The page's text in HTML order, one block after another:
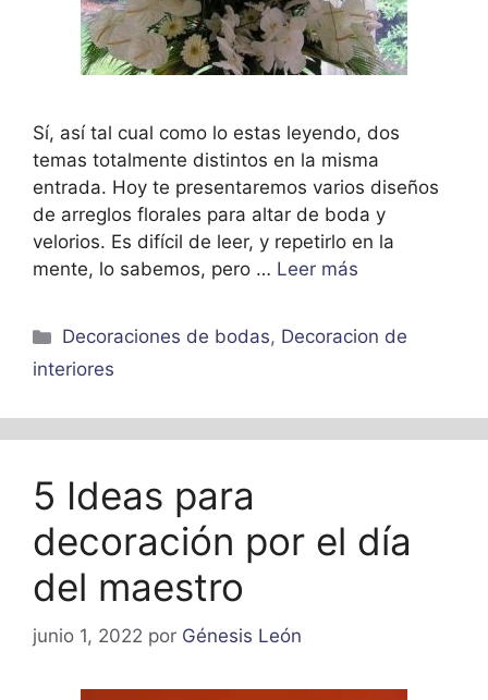
Sí, así tal cual como lo estas leyendo, dos
temas totalmente distintos en la misma
entrada. Hoy te presentaremos varios diseños
de arreglos florales para altar de boda y
velorios. Es difícil de leer, y repetirlo en la
mente, lo sabemos, pero … Leer más
Categorías
Decoraciones de bodas, Decoracion de
interiores
5 Ideas para
decoración por el día
del maestro
junio 1, 2022 por Génesis León